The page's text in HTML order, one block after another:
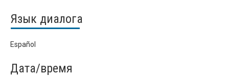
Язык диалога
Español
Дата/время